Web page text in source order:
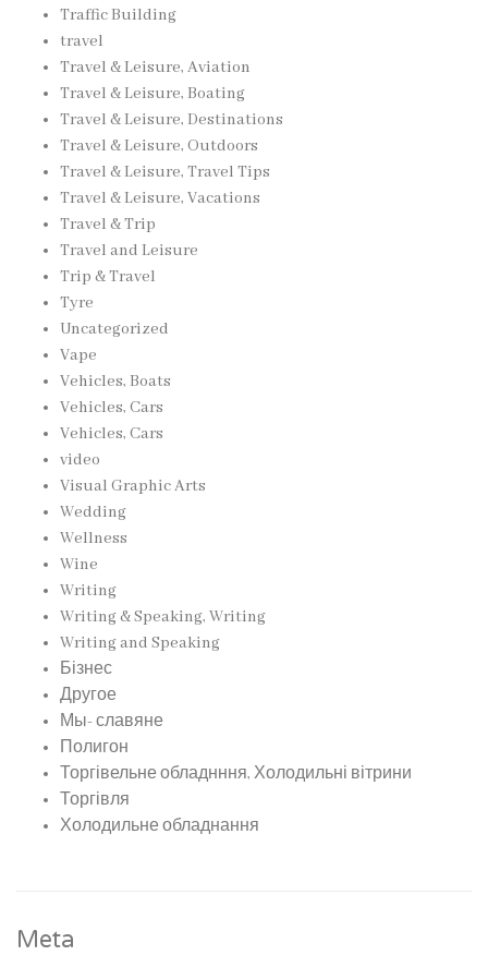
Traffic Building
travel
Travel & Leisure, Aviation
Travel & Leisure, Boating
Travel & Leisure, Destinations
Travel & Leisure, Outdoors
Travel & Leisure, Travel Tips
Travel & Leisure, Vacations
Travel & Trip
Travel and Leisure
Trip & Travel
Tyre
Uncategorized
Vape
Vehicles, Boats
Vehicles, Cars
Vehicles, Cars
video
Visual Graphic Arts
Wedding
Wellness
Wine
Writing
Writing & Speaking, Writing
Writing and Speaking
Бізнес
Другое
Мы- славяне
Полигон
Торгівельне обладнння, Холодильні вітрини
Торгівля
Холодильне обладнання
Meta